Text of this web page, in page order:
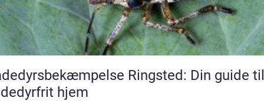
Ringsted: Din guide
hjem